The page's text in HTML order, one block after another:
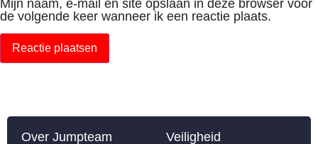
Mijn naam, e-mail en site opslaan in deze browser voor
de volgende keer wanneer ik een reactie plaats.
Over Jumpteam Veiligheid